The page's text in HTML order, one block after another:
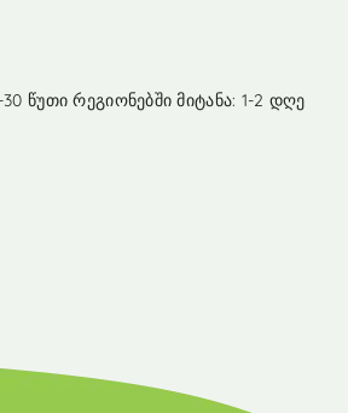
წუთი რეგიონებში მიტანა: 1-2 დღე